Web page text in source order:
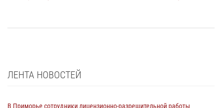
ЛЕНТА НОВОСТЕЙ
В Приморье сотрудники лицензионно-разрешительной работы